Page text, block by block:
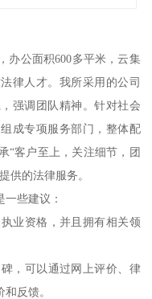
办公面积600多平米，云集
律人才。我所采用的公司
强调团队精神。针对社会
成专项服务部门，整体配
“客户至上，关注细节，团
供的法律服务。
些建议：
业资格，并且拥有相关领
，可以通过网上评价、律
反馈。